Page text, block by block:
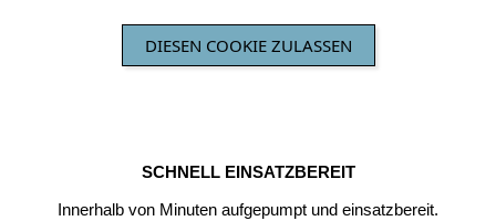
DIESEN COOKIE ZULASSEN
SCHNELL EINSATZBEREIT
Innerhalb von Minuten aufgepumpt und einsatzbereit.